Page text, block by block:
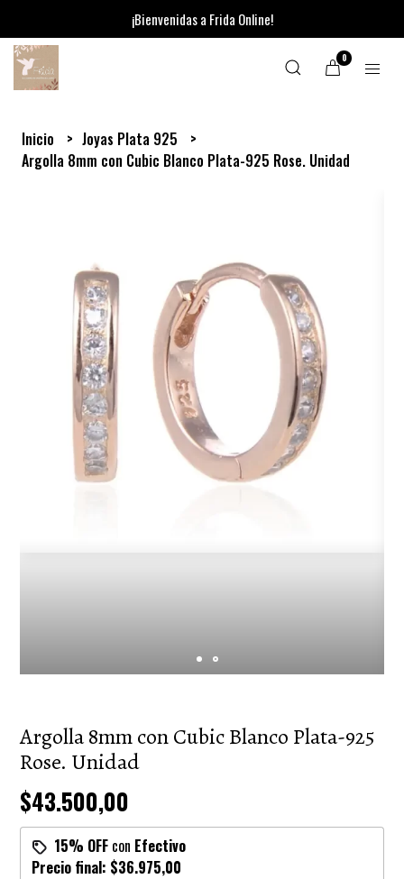
¡Bienvenidas a Frida Online!
0
Inicio
Joyas Plata 925
Argolla 8mm con Cubic Blanco Plata-925 Rose. Unidad
Argolla 8mm con Cubic Blanco Plata-925
Rose. Unidad
$43.500,00
15% OFF con Efectivo
Precio final: $36.975,00